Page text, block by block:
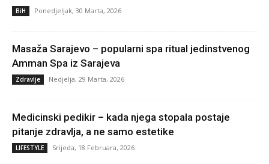
BiH Ponedjeljak, 30 Marta, 2026
Masaža Sarajevo – popularni spa ritual jedinstvenog
Amman Spa iz Sarajeva
Zdravlje Nedjelja, 29 Marta, 2026
Medicinski pedikir – kada njega stopala postaje
pitanje zdravlja, a ne samo estetike
LIFESTYLE Srijeda, 18 Februara, 2026